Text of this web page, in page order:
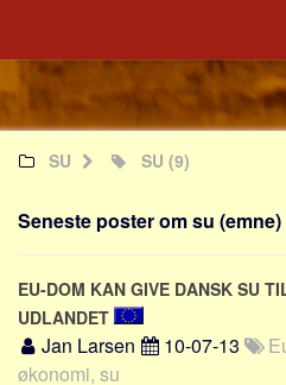
Portal
Udvandrerne.dk
Utvandrerne.no
Tyskland.dk
Rusland.dk
JLKM.dk
SU SU (9)
Seneste poster om su (emne)
EU-DOM KAN GIVE DANSK SU
UDLANDET
Jan Larsen 10-07-13
økonomi, su